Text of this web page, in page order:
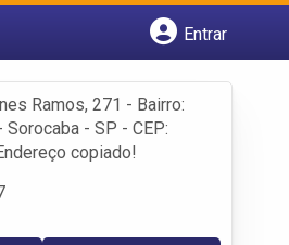
Entrar
Ramos, 271 - Bairro:
- SP - CEP:
copiado!